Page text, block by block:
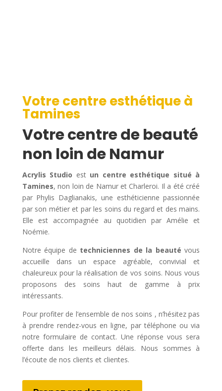
Votre centre esthétique à
Tamines
Votre centre de beauté
non loin de Namur
Acrylis Studio est un centre esthétique situé à
Tamines, non loin de Namur et Charleroi. Il a été créé
par Phylis Daglianakis, une esthéticienne passionnée
par son métier et par les soins du regard et des mains.
Elle est accompagnée au quotidien par Amélie et
Noémie.
Notre équipe de techniciennes de la beauté vous
accueille dans un espace agréable, convivial et
chaleureux pour la réalisation de vos soins. Nous vous
proposons des soins haut de gamme à prix
intéressants.
Pour profiter de l’ensemble de nos soins , n’hésitez pas
à prendre rendez-vous en ligne, par téléphone ou via
notre formulaire de contact. Une réponse vous sera
offerte dans les meilleurs délais. Nous sommes à
l’écoute de nos clients et clientes.